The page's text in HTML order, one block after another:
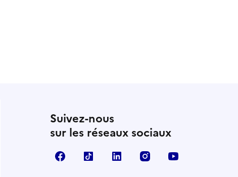
Suivez-nous
sur les réseaux sociaux
FacebookTikTok LinkedIn Instagram